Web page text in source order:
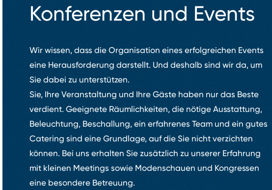
Konferenzen und Events
Wir wissen, dass die Organisation eines erfolgreichen Events
eine Herausforderung darstellt. Und deshalb sind wir da, um
Sie dabei zu unterstützen.
Sie, Ihre Veranstaltung und Ihre Gäste haben nur das Beste
verdient. Geeignete Räumlichkeiten, die nötige Ausstattung,
Beleuchtung, Beschallung, ein erfahrenes Team und ein gutes
Catering sind eine Grundlage, auf die Sie nicht verzichten
können. Bei uns erhalten Sie zusätzlich zu unserer Erfahrung
mit kleinen Meetings sowie Modenschauen und Kongressen
eine besondere Betreuung.